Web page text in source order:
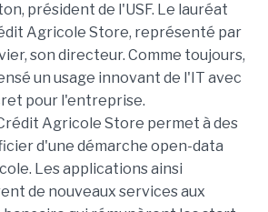
président de l'USF. Le lauréat
Agricole Store, représenté par
son directeur. Comme toujours,
un usage innovant de l'IT avec
pour l'entreprise.
Agricole Store permet à des
d'une démarche open-data
Les applications ainsi
de nouveaux services aux